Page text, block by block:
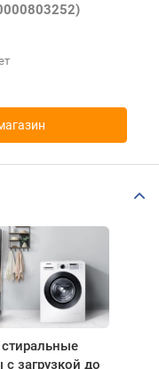
загрузкой до